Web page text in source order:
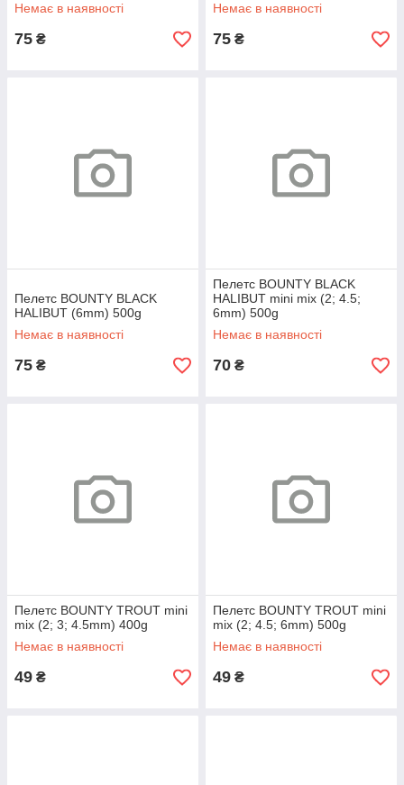
Немає в наявності
75 ₴
Немає в наявності
75 ₴
Пелетс BOUNTY BLACK
HALIBUT (6mm) 500g
Немає в наявності
75 ₴
Пелетс BOUNTY BLACK
HALIBUT mini mix (2; 4.5;
6mm) 500g
Немає в наявності
70 ₴
Пелетс BOUNTY TROUT mini
mix (2; 3; 4.5mm) 400g
Немає в наявності
49 ₴
Пелетс BOUNTY TROUT mini
mix (2; 4.5; 6mm) 500g
Немає в наявності
49 ₴